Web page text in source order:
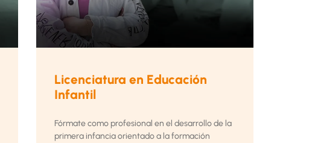
Licenciatura en Educación
Infantil
Fórmate como profesional en el desarrollo de la
primera infancia orientado a la formación